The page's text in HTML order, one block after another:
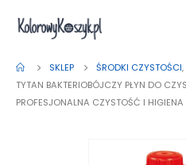
SKLEP ŚRODKI CZYSTOŚCI,
TYTAN BAKTERIOBÓJCZY PŁYN DO
PROFESJONALNA CZYSTOŚĆ I HIGIENA